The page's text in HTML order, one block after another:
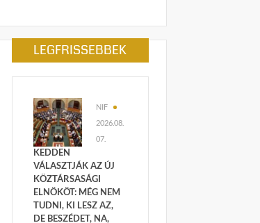
LEGFRISSEBBEK
NIF
2026.08.
07.
KEDDEN
VÁLASZTJÁK AZ ÚJ
KÖZTÁRSASÁGI
ELNÖKÖT: MÉG NEM
TUDNI, KI LESZ AZ,
DE BESZÉDET, NA,